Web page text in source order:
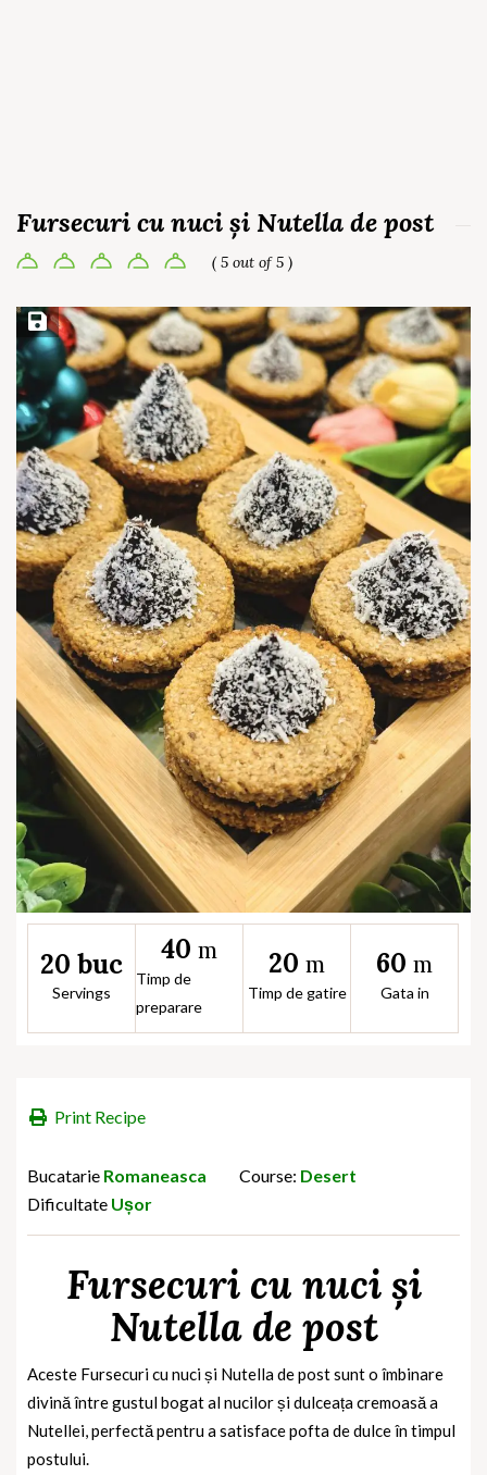
Fursecuri cu nuci și Nutella de post
( 5 out of 5 )
Save Recipe
20 buc
Servings
40 m
Timp de
preparare
20 m
Timp de gatire
60 m
Gata in
Print Recipe
Bucatarie Romaneasca Course: Desert
Dificultate Ușor
Fursecuri cu nuci și
Nutella de post
Aceste Fursecuri cu nuci și Nutella de post sunt o îmbinare
divină între gustul bogat al nucilor și dulceața cremoasă a
Nutellei, perfectă pentru a satisface pofta de dulce în timpul
postului.